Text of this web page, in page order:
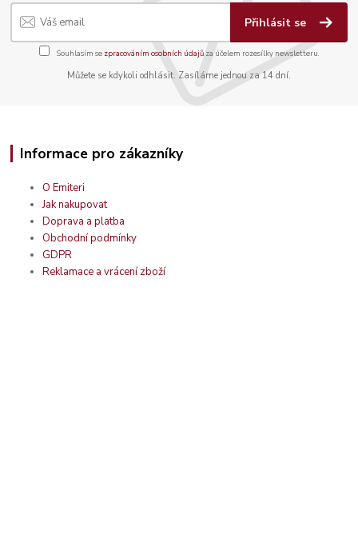
Přihlásit se
Souhlasím se zpracováním osobních údajůza účelem rozesílky newsletteru.
Můžete se kdykoli odhlásit. Zasíláme jednou za 14 dní.
Informace pro zákazníky
O Emiteri
Jak nakupovat
Doprava a platba
Obchodní podmínky
GDPR
Reklamace a vrácení zboží